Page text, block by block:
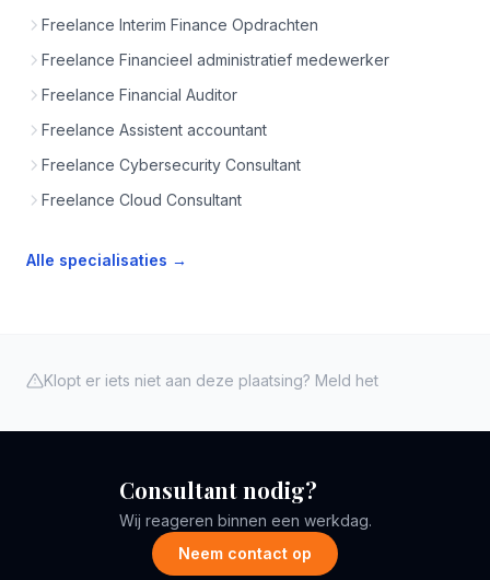
Freelance Interim Finance Opdrachten
Freelance Financieel administratief medewerker
Freelance Financial Auditor
Freelance Assistent accountant
Freelance Cybersecurity Consultant
Freelance Cloud Consultant
Alle specialisaties →
Klopt er iets niet aan deze plaatsing? Meld het
Consultant nodig?
Wij reageren binnen een werkdag.
Neem contact op